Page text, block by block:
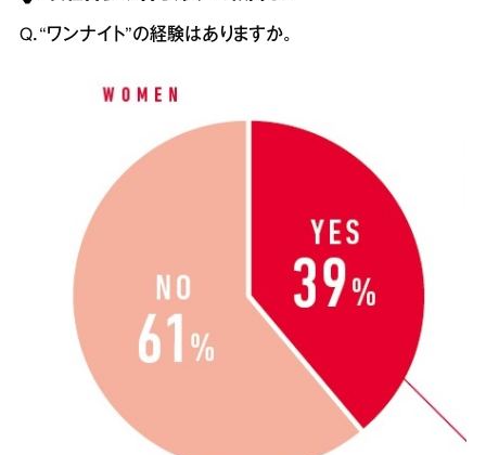
Q．“ワンナイト”の経験はありますか。